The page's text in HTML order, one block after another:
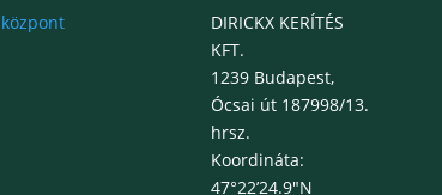
DIRICKX KERÍTÉS
KFT.
1239 Budapest,
Ócsai út 187998/13.
hrsz.
Koordináta:
47°22’24.9″N